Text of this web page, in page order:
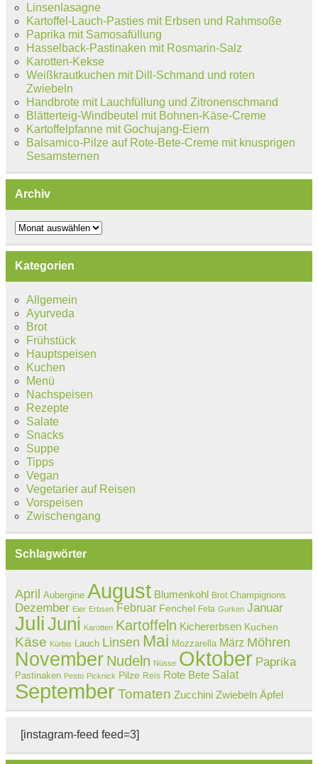
Linsenlasagne
Kartoffel-Lauch-Pasties mit Erbsen und Rahmsoße
Paprika mit Samosafüllung
Hasselback-Pastinaken mit Rosmarin-Salz
Karotten-Kekse
Weißkrautkuchen mit Dill-Schmand und roten
Zwiebeln
Handbrote mit Lauchfüllung und Zitronenschmand
Blätterteig-Windbeutel mit Bohnen-Käse-Creme
Kartoffelpfanne mit Gochujang-Eiern
Balsamico-Pilze auf Rote-Bete-Creme mit knusprigen
Sesamsternen
Archiv
Archiv
Kategorien
Allgemein
Ayurveda
Brot
Frühstück
Hauptspeisen
Kuchen
Menü
Nachspeisen
Rezepte
Salate
Snacks
Suppe
Tipps
Vegan
Vegetarier auf Reisen
Vorspeisen
Zwischengang
Schlagwörter
April Aubergine August Blumenkohl Brot Champignons
Dezember Eier Erbsen Februar Fenchel Feta Gurken Januar
JuliJuni Karotten Kartoffeln Kichererbsen Kuchen
Käse Kürbis Lauch Linsen Mai Mozzarella März Möhren
November Nudeln Nüsse Oktober Paprika
Pastinaken Pesto Picknick Pilze Reis Rote Bete Salat
September Tomaten Zucchini Zwiebeln Äpfel
[instagram-feed feed=3]